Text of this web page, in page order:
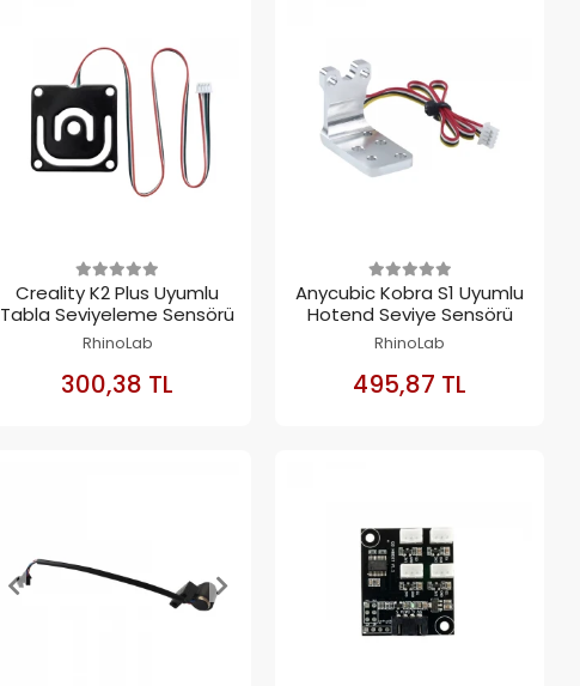
Creality K2 Plus Uyumlu
Tabla Seviyeleme Sensörü
RhinoLab
300,38 TLSEPETE
EKLE
Anycubic Kobra S1 Uyumlu
Hotend Seviye Sensörü
RhinoLab
495,87 TLSEPETE
EKLE